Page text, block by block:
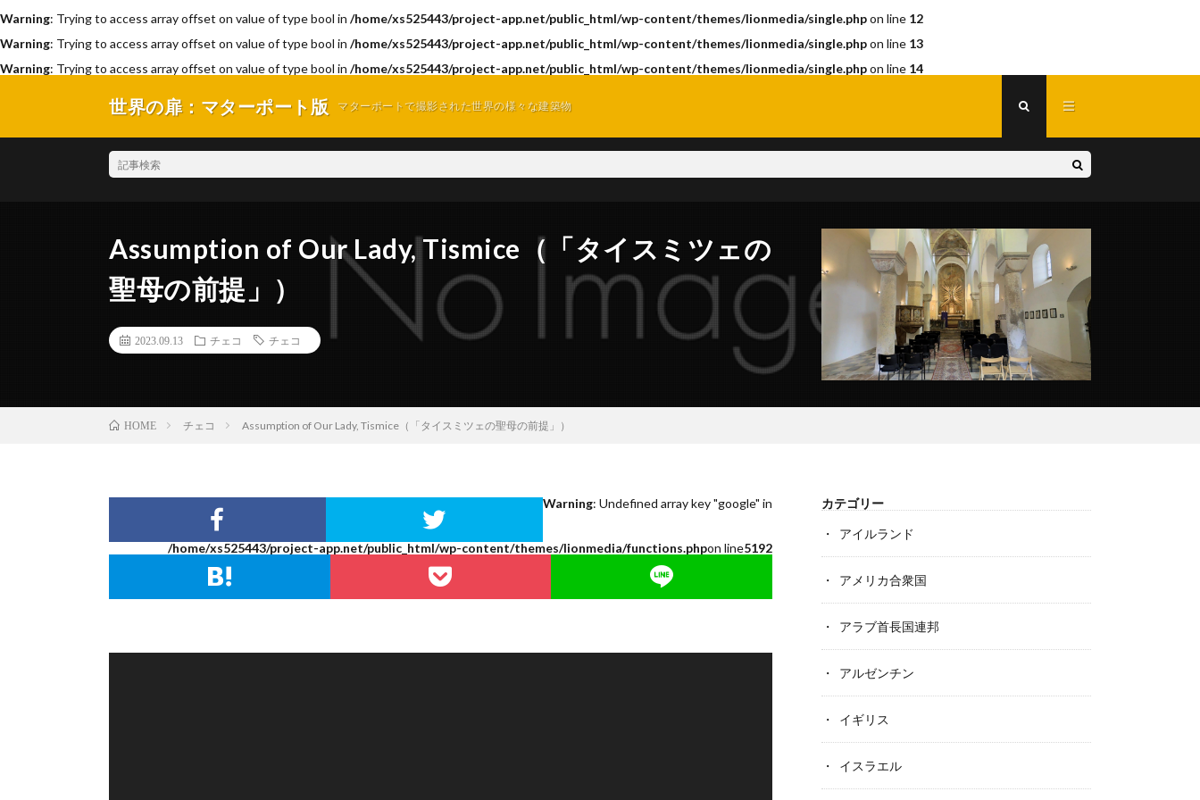
Warning: Trying to access array offset on value of type bool in /home/xs525443/project-app.net/public_html/wp-content/themes/lionmedia/single.phpon line 12
Warning: Trying to access array offset on value of type bool in /home/xs525443/project-app.net/public_html/wp-content/themes/lionmedia/single.phpon line 13
Warning: Trying to access array offset on value of type bool in /home/xs525443/project-app.net/public_html/wp-content/themes/lionmedia/single.phpon line 14
世界の扉：マターポート版 マターポートで撮影された世界の様々な建築物
Assumption of Our Lady, Tismice（「タイスミツェの
聖母の前提」）
2023.09.13 チェコ チェコ
HOME チェコ Assumption of Our Lady, Tismice（「タイスミツェの聖母の前提」）
Warning: Undefined array key "google" in
/home/xs525443/project-app.net/public_html/wp-content/themes/lionmedia/functions.phpon line5192
カテゴリー
アイルランド
アメリカ合衆国
アラブ首長国連邦
アルゼンチン
イギリス
イスラエル